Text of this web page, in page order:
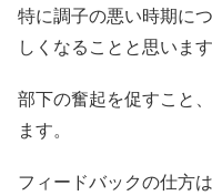
特に調子の悪い時期に
しくなることと思います
部下の奮起を促すこと
ます。
フィードバックの仕方